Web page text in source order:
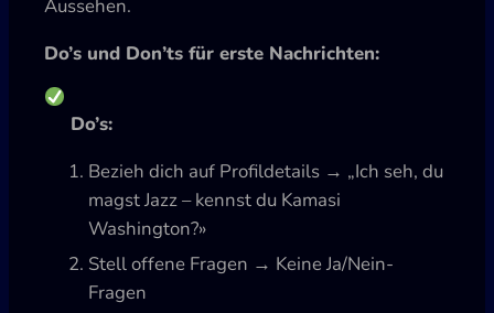
Aussehen.
Do’s und Don’ts für erste Nachrichten:
Do’s:
Bezieh dich auf Profildetails → „Ich seh, du
magst Jazz – kennst du Kamasi
Washington?»
Stell offene Fragen → Keine Ja/Nein-
Fragen